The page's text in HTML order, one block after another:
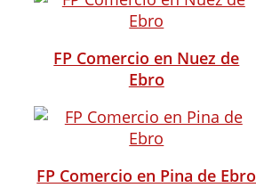
FP Comercio en Nuez de
Ebro
FP Comercio en Pina de Ebro